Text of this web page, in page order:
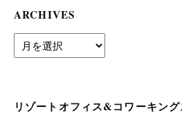
ARCHIVES
archives
リゾートオフィス&コワーキン